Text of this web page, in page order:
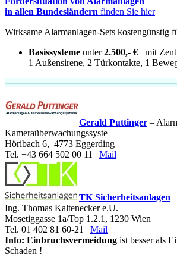
in allen Bundesländern finden Sie hier
Wirksame Alarmanlagen-Sets kostengünstig
Basissysteme unter 2.500,- € mit
1 Außensirene, 2 Türkontakte, 1
Gerald Puttinger –
Kameraüberwachungssyste
Höribach 6, 4773 Eggerding
Tel. +43 664 502 00 11 | Mail
TK Sicherheitsanlagen
Ing. Thomas Kaltenecker e.U.
Mosetiggasse 1a/Top 1.2.1, 1230 Wien
Tel. 01 402 81 60-21 | Mail
Info: Einbruchsvermeidung ist besser als
Schaden !